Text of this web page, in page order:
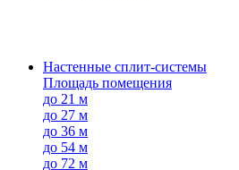
Настенные сплит-системы
Площадь помещения
до 21 м
до 27 м
до 36 м
до 54 м
до 72 м